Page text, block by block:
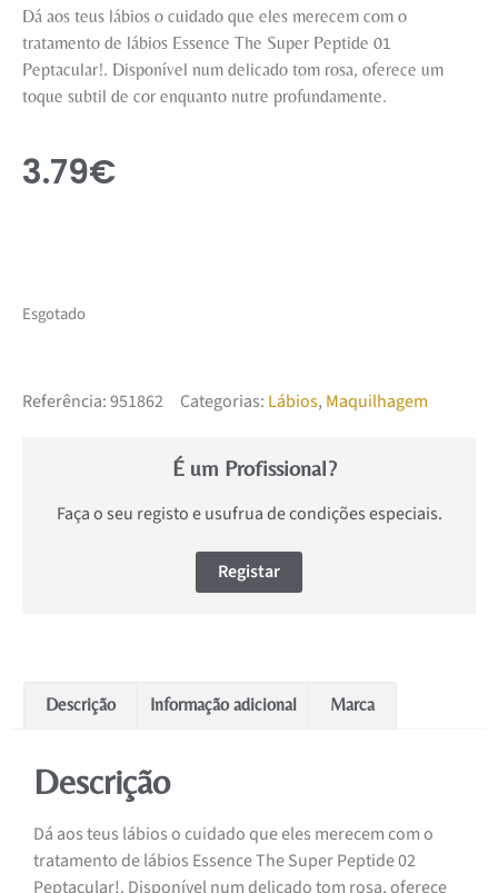
Dá aos teus lábios o cuidado que eles merecem com o
tratamento de lábios Essence The Super Peptide 01
Peptacular!. Disponível num delicado tom rosa, oferece um
toque subtil de cor enquanto nutre profundamente.
3.79€
Esgotado
Referência:951862 Categorias: Lábios, Maquilhagem
É um Profissional?
Faça o seu registo e usufrua de condições especiais.
Registar
Descrição Informação adicional Marca
Descrição
Dá aos teus lábios o cuidado que eles merecem com o
tratamento de lábios Essence The Super Peptide 02
Peptacular!. Disponível num delicado tom rosa, oferece